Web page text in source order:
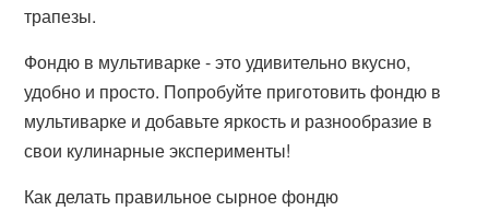
трапезы.
Фондю в мультиварке - это удивительно вкусно,
удобно и просто. Попробуйте приготовить фондю в
мультиварке и добавьте яркость и разнообразие в
свои кулинарные эксперименты!
Как делать правильное сырное фондю